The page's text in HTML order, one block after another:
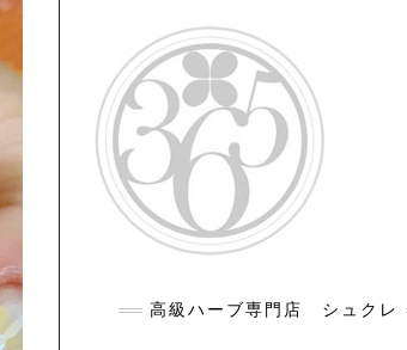
高級ハーブ専門店 シュクレ